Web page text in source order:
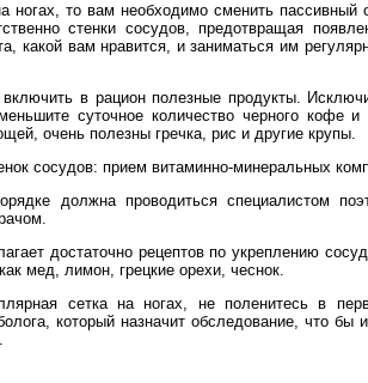
ногах, то вам необходимо сменить пассивный
стенки сосудов, предотвращая
какой вам нравится, и заниматься им
в рацион полезные продукты.
суточное количество черного кофе
очень полезны гречка, рис и другие крупы.
сосудов: прием витаминно-минеральных
должна проводиться специалистом
достаточно рецептов по укреплению
мед, лимон, грецкие орехи, чеснок.
сетка на ногах, не поленитесь в
который назначит обследование, что бы